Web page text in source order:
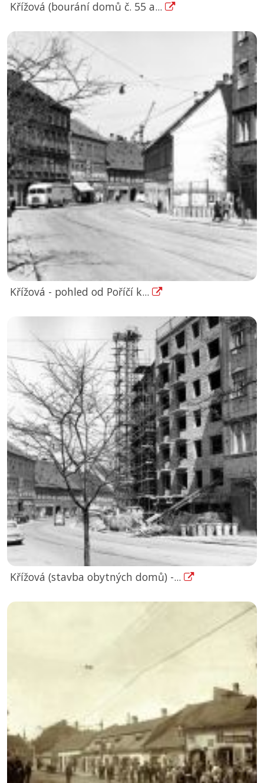
Křížová (bourání domů č. 55 a...
Křížová - pohled od Poříčí k...
Křížová (stavba obytných domů) -...